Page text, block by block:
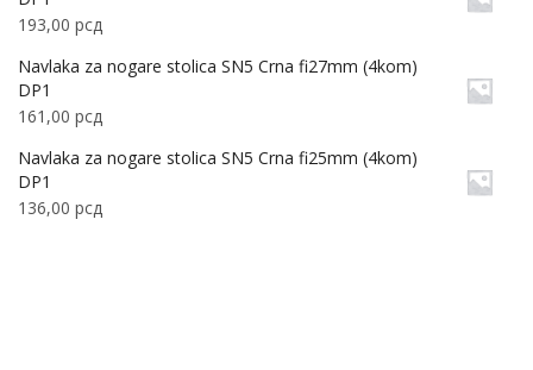
193,00 рсд
Navlaka za nogare stolica SN5 Crna fi27mm (4kom)
DP1
161,00 рсд
Navlaka za nogare stolica SN5 Crna fi25mm (4kom)
DP1
136,00 рсд